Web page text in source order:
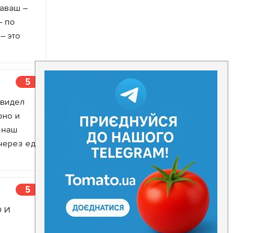
–
по
это
5
и
наш
еду
5
И